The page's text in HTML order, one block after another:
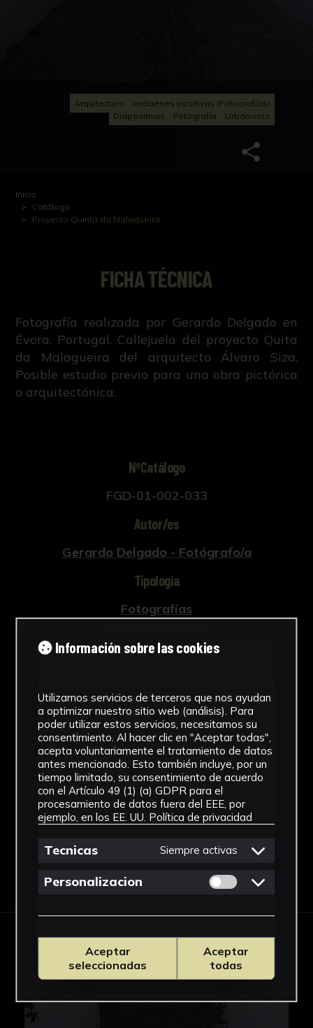
Arquitectura
Imágenes positivas (Fotografías)
Diapositivas
Fotografía Urbanismo
Inicio
Catálogo
Proyecto Quinta da Malagueira
FICHA TÉCNICA
Fotografía realizada por Gerardo Delgado en
Évora, Portugal. Callejuela del proyecto Quita
da Malagueira del arquitecto Álvaro Siza.
Posible estudio previo para una obra pictórica
o arquitectónica.
NºCatálogo
FGD-01-002-033
Autor/es
Gerardo Delgado - Fotógrafo/a
Tipología
Fotografías
Técnica
Fotografía
Materiales
Celulosa de acetato
Ver más
Descargar Ficha
IMÁGENES
Información sobre las cookies
Utilizamos servicios de terceros que nos ayudan
a optimizar nuestro sitio web (análisis). Para
poder utilizar estos servicios, necesitamos su
consentimiento. Al hacer clic en "Aceptar todas",
acepta voluntariamente el tratamiento de datos
antes mencionado. Esto también incluye, por un
tiempo limitado, su consentimiento de acuerdo
con el Artículo 49 (1) (a) GDPR para el
procesamiento de datos fuera del EEE, por
ejemplo, en los EE. UU. Política de privacidad
Tecnicas Siempre activas
Personalizacion Permitir cookies
Aceptar
seleccionadas
Aceptar
todas